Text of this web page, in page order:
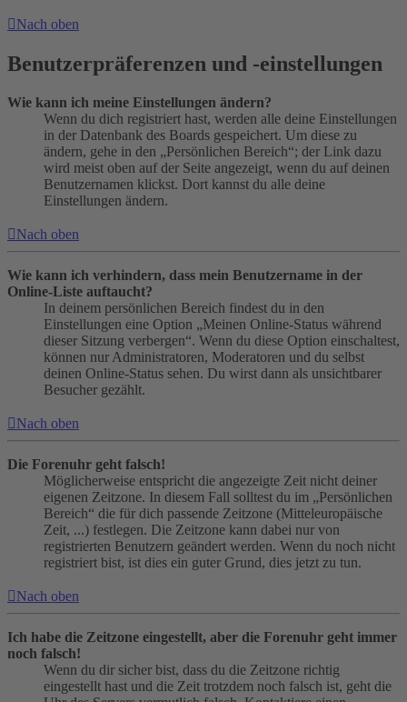
Nach oben
Benutzerpräferenzen und -einstellungen
Wie kann ich meine Einstellungen ändern?
Wenn du dich registriert hast, werden alle deine Einstellungen
in der Datenbank des Boards gespeichert. Um diese zu
ändern, gehe in den „Persönlichen Bereich“; der Link dazu
wird meist oben auf der Seite angezeigt, wenn du auf deinen
Benutzernamen klickst. Dort kannst du alle deine
Einstellungen ändern.
Nach oben
Wie kann ich verhindern, dass mein Benutzername in der
Online-Liste auftaucht?
In deinem persönlichen Bereich findest du in den
Einstellungen eine Option „Meinen Online-Status während
dieser Sitzung verbergen“. Wenn du diese Option einschaltest,
können nur Administratoren, Moderatoren und du selbst
deinen Online-Status sehen. Du wirst dann als unsichtbarer
Besucher gezählt.
Nach oben
Die Forenuhr geht falsch!
Möglicherweise entspricht die angezeigte Zeit nicht deiner
eigenen Zeitzone. In diesem Fall solltest du im „Persönlichen
Bereich“ die für dich passende Zeitzone (Mitteleuropäische
Zeit, ...) festlegen. Die Zeitzone kann dabei nur von
registrierten Benutzern geändert werden. Wenn du noch nicht
registriert bist, ist dies ein guter Grund, dies jetzt zu tun.
Nach oben
Ich habe die Zeitzone eingestellt, aber die Forenuhr geht immer
noch falsch!
Wenn du dir sicher bist, dass du die Zeitzone richtig
eingestellt hast und die Zeit trotzdem noch falsch ist, geht die